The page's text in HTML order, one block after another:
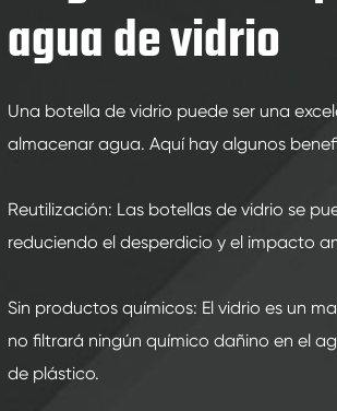
agua de vidrio
Una botella de vidrio puede ser una
almacenar agua. Aquí hay algunos
Reutilización: Las botellas de vidrio se
reduciendo el desperdicio y el impacto
Sin productos químicos: El vidrio es un
no filtrará ningún químico dañino en el
de plástico.